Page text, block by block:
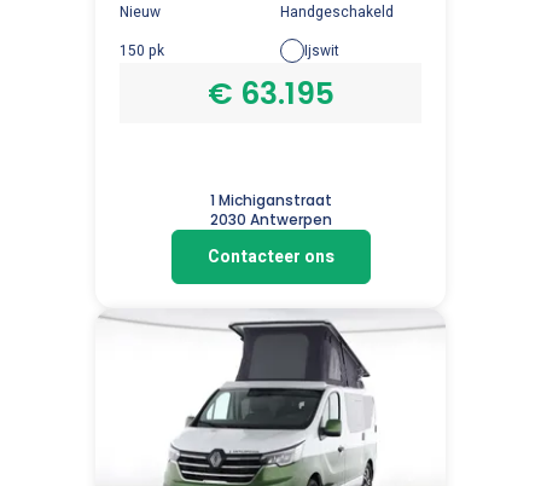
Nieuw
Handgeschakeld
150 pk
Ijswit
€ 63.195
1 Michiganstraat
2030 Antwerpen
Contacteer ons